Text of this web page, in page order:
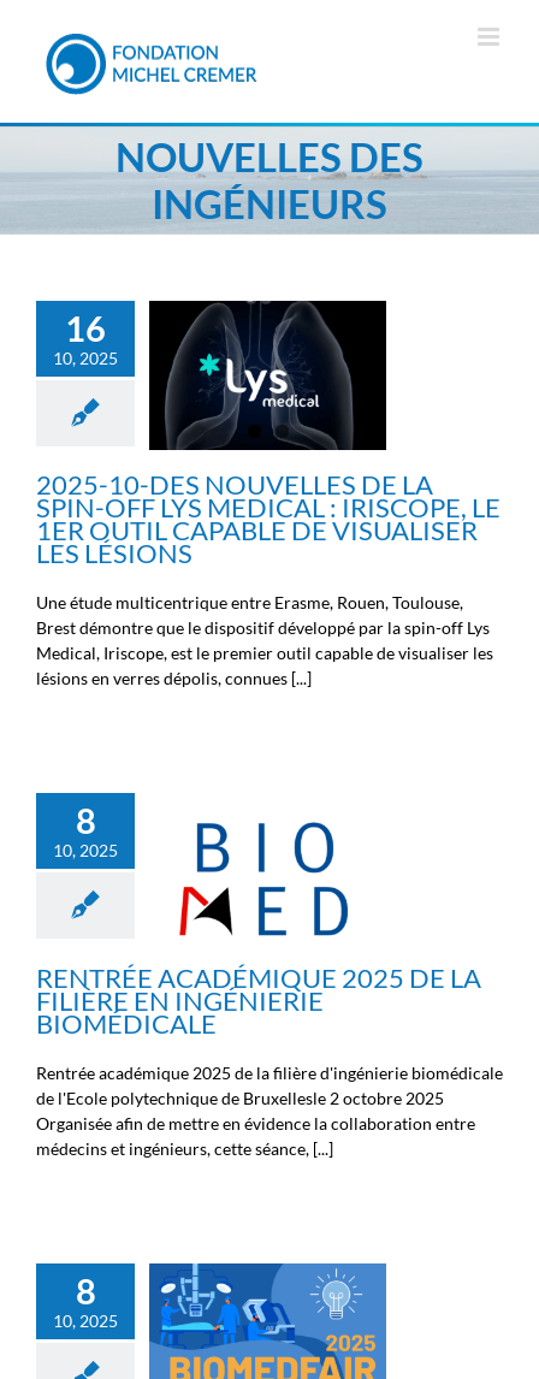
contenu
NOUVELLES DES
INGÉNIEURS
16
10, 2025
OFF LYS MEDICAL :
IRISCOPE, LE 1ER OUTIL
CAPABLE DE VISUALISER
LES LÉSIONS
Ecosystème Fil info Infos
générales
Infos scientifiques
News Nouvelles des
chercheurs
Nouvelles des
ingénieurs Nouvelles des
médecins Nouvelles des spin-
off
2025-10-DES NOUVELLES DE LA
SPIN-OFF LYS MEDICAL : IRISCOPE, LE
1ER OUTIL CAPABLE DE VISUALISER
LES LÉSIONS
Une étude multicentrique entre Erasme, Rouen, Toulouse,
Brest démontre que le dispositif développé par la spin-off Lys
Medical, Iriscope, est le premier outil capable de visualiser les
lésions en verres dépolis, connues [...]
8
10, 2025
2025 DE LA FILIÈRE EN
INGÉNIERIE
BIOMÉDICALE
Non classé
Nouvelles de la
Fondation Michel Cremer
Nouvelles des ingénieurs
Nouvelles des médecins
RENTRÉE ACADÉMIQUE 2025 DE LA
FILIÈRE EN INGÉNIERIE
BIOMÉDICALE
Rentrée académique 2025 de la filière d'ingénierie biomédicale
de l'Ecole polytechnique de Bruxellesle 2 octobre 2025
Organisée afin de mettre en évidence la collaboration entre
médecins et ingénieurs, cette séance, [...]
8
10, 2025
POLYTECH BIOMED FAIR
2025
Non classé Nouvelles de la
Fondation Michel Cremer